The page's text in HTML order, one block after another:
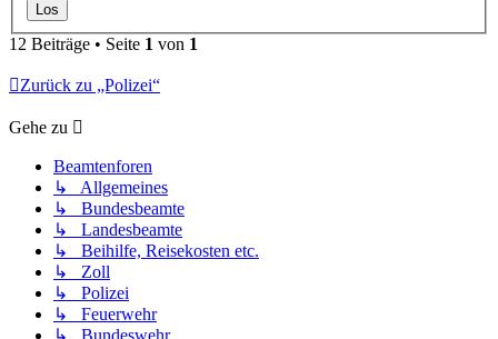
12 Beiträge • Seite 1 von 1
Zurück zu „Polizei“
Gehe zu
Beamtenforen
↳ Allgemeines
↳ Bundesbeamte
↳ Landesbeamte
↳ Beihilfe, Reisekosten etc.
↳ Zoll
↳ Polizei
↳ Feuerwehr
↳ Bundeswehr